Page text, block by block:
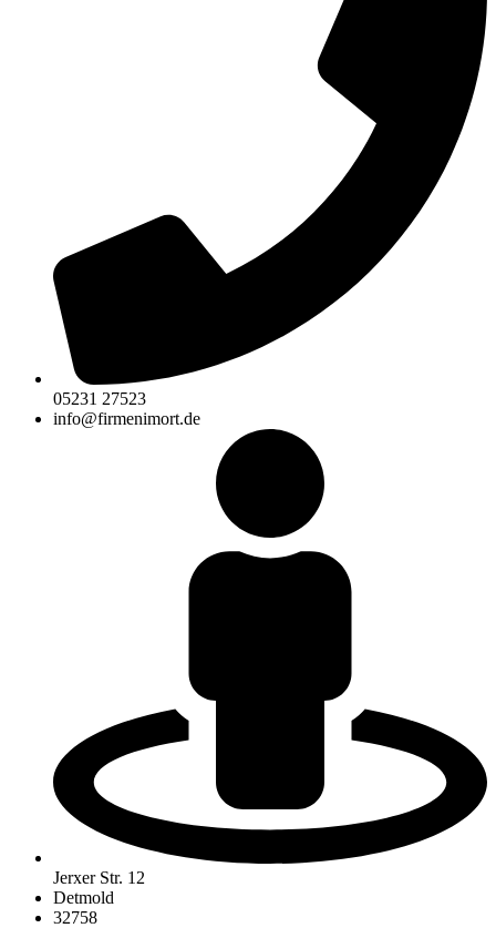
05231 27523
info@firmenimort.de
Jerxer Str. 12
Detmold
32758